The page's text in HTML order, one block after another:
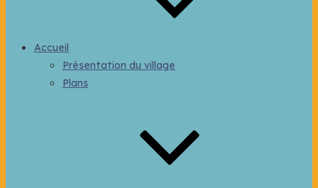
Accueil
Présentation du village
Plans